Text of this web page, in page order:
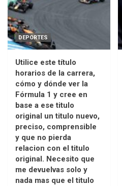
DEPORTES
Utilice este título
horarios de la carrera,
cómo y dónde ver la
Fórmula 1 y cree en
base a ese titulo
original un titulo nuevo,
preciso, comprensible
y que no pierda
relacion con el titulo
original. Necesito que
me devuelvas solo y
nada mas que el titulo